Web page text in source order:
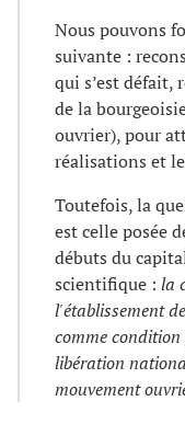
Nous pouvons
suivante :
qui s’est défait,
de la
ouvrier), pour
réalisations et
Toutefois, la
est celle posée
débuts du
scientifique : la
l'établissement
comme
libération
mouvement